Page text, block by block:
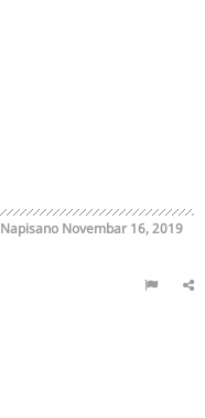
Napisano Novembar 16, 2019